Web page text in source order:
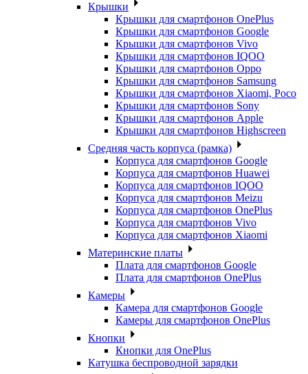
Крышки
Крышки для смартфонов OnePlus
Крышки для смартфонов Google
Крышки для смартфонов Vivo
Крышки для смартфонов IQOO
Крышки для смартфонов Oppo
Крышки для смартфонов Samsung
Крышки для смартфонов Xiaomi, Poco
Крышки для смартфонов Sony
Крышки для смартфонов Apple
Крышки для смартфонов Highscreen
Средняя часть корпуса (рамка)
Корпуса для смартфонов Google
Корпуса для смартфонов Huawei
Корпуса для смартфонов IQOO
Корпуса для смартфонов Meizu
Корпуса для смартфонов OnePlus
Корпуса для смартфонов Vivo
Корпуса для смартфонов Xiaomi
Материнские платы
Плата для смартфонов Google
Плата для смартфонов OnePlus
Камеры
Камера для смартфонов Google
Камеры для смартфонов OnePlus
Кнопки
Кнопки для OnePlus
Катушка беспроводной зарядки